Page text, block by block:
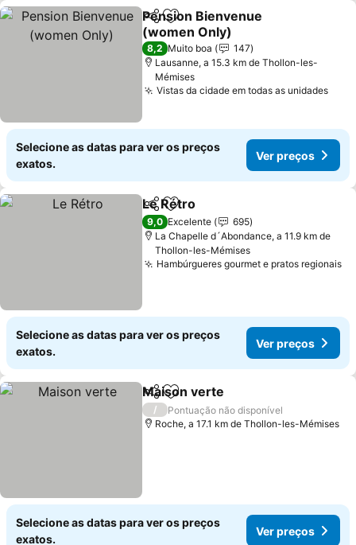
PartilharAdicionar aos favoritos
Pension Bienvenue
(women Only)
8,2 Muito boa
147
Lausanne, a 15.3 km de Thollon-les-
Mémises
Vistas da cidade em todas as unidades
Selecione as datas para ver os preços
exatos.
Ver preços
PartilharAdicionar aos favoritos
Le Rétro
9,0 Excelente
695
La Chapelle d´Abondance, a 11.9 km de
Thollon-les-Mémises
Hambúrgueres gourmet e pratos regionais
Selecione as datas para ver os preços
exatos.
Ver preços
PartilharAdicionar aos favoritos
Maison verte
/
Pontuação não disponível
Roche, a 17.1 km de Thollon-les-Mémises
Selecione as datas para ver os preços
exatos.
Ver preços